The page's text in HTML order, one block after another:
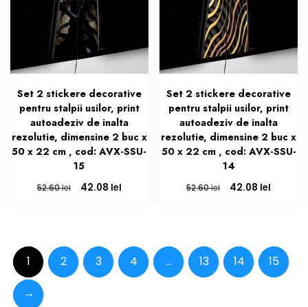
Set 2 stickere decorative
pentru stalpii usilor, print
autoadeziv de inalta
rezolutie, dimensine 2 buc x
50 x 22 cm , cod: AVX-SSU-
15
52.60lei
Prețul
42.08 leiPrețul
Set 2 stickere decorative
pentru stalpii usilor, print
autoadeziv de inalta
rezolutie, dimensine 2 buc x
50 x 22 cm , cod: AVX-SSU-
14
52.60lei
Prețul
42.08 lei
1 2 3 4 … 13 14
15
→